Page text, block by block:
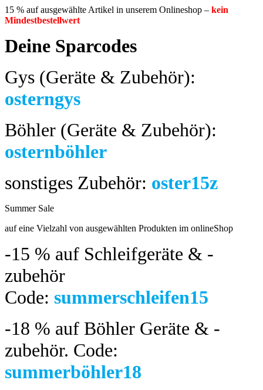
15 % auf ausgewählte Artikel in unserem Onlineshop – kein
Mindestbestellwert
Deine Sparcodes
Gys (Geräte & Zubehör):
osterngys
Böhler (Geräte & Zubehör):
osternböhler
sonstiges Zubehör: oster15z
Summer Sale
auf eine Vielzahl von ausgewählten Produkten im onlineShop
-15 % auf Schleifgeräte & -
zubehör
Code: summerschleifen15
-18 % auf Böhler Geräte & -
zubehör. Code:
summerböhler18